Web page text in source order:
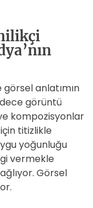
anlatımın
görüntü
kompozisyonlar
titizlikle
yoğunluğu
vermekle
Görsel